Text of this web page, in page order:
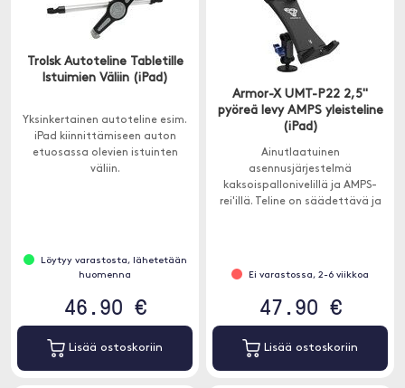
Trolsk Autoteline Tabletille
Istuimien Väliin (iPad)
Yksinkertainen autoteline esim.
iPad kiinnittämiseen auton
etuosassa olevien istuinten
väliin.
Löytyy varastosta, lähetetään
huomenna
46.90 €
Lisää ostoskoriin
Armor-X UMT-P22 2,5"
pyöreä levy AMPS yleisteline
(iPad)
Ainutlaatuinen
asennusjärjestelmä
kaksoispallonivelillä ja AMPS-
rei'illä. Teline on säädettävä ja
Ei varastossa, 2-6 viikkoa
47.90 €
Lisää ostoskoriin